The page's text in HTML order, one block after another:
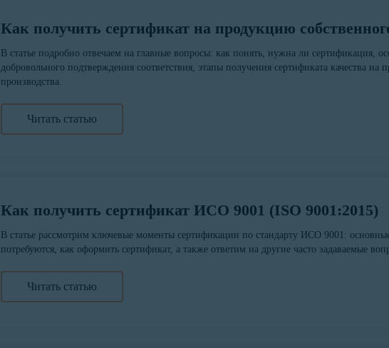
Как получить сертификат на продукцию
В статье подробно отвечаем на главные вопросы: как понять, нужна ли сертификация,
добровольного подтверждения соответствия, этапы получения сертификата качества на
производства.
Читать статью
Как получить сертификат ИСО 9001 (ISO 9001:2015)
В статье рассмотрим ключевые моменты сертификации по стандарту ИСО 9001:
потребуются, как оформить сертификат, а также ответим на другие часто задаваемые
Читать статью